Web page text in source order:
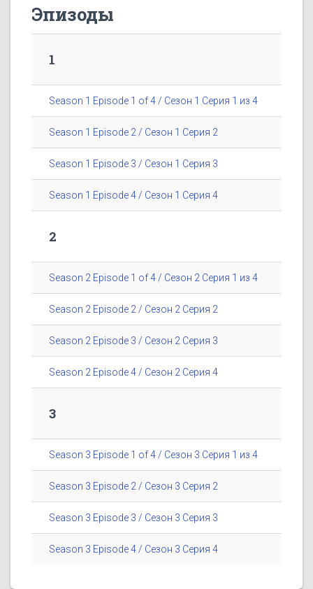
Эпизоды
1
Season 1 Episode 1 of 4 / Сезон 1 Серия 1 из 4
Season 1 Episode 2 / Сезон 1 Серия 2
Season 1 Episode 3 / Сезон 1 Серия 3
Season 1 Episode 4 / Сезон 1 Серия 4
2
Season 2 Episode 1 of 4 / Сезон 2 Серия 1 из 4
Season 2 Episode 2 / Сезон 2 Серия 2
Season 2 Episode 3 / Сезон 2 Серия 3
Season 2 Episode 4 / Сезон 2 Серия 4
3
Season 3 Episode 1 of 4 / Сезон 3 Серия 1 из 4
Season 3 Episode 2 / Сезон 3 Серия 2
Season 3 Episode 3 / Сезон 3 Серия 3
Season 3 Episode 4 / Сезон 3 Серия 4